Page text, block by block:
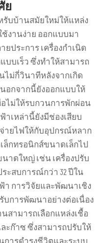
ย
รับบ้านสมัยใหม่ให้แหล่ง
งานง่าย ออกแบบมา
ประการ เครื่องกำเนิด
บเร็ว ซึ่งทำให้สามารถ
ม่กี่วินาทีหลังจากเกิด
อกจากนี้ยังออกแบบให้
ไม่ให้รบกวนการพักผ่อน
าเหล่านี้ยังมีช่องเสียบ
ายไฟให้กับอุปกรณ์หลาก
ล็กทรอนิกส์ขนาดเล็กไป
าดใหญ่ เช่น เครื่องปรับ
ะสบการณ์กว่า 32 ปีใน
า การวิจัยและพัฒนาเชิง
บการพัฒนาอย่างต่อเนื่อง
สามารถเลือกแหล่งเชื้อ
ะก๊าซ ซึ่งสามารถปรับให้